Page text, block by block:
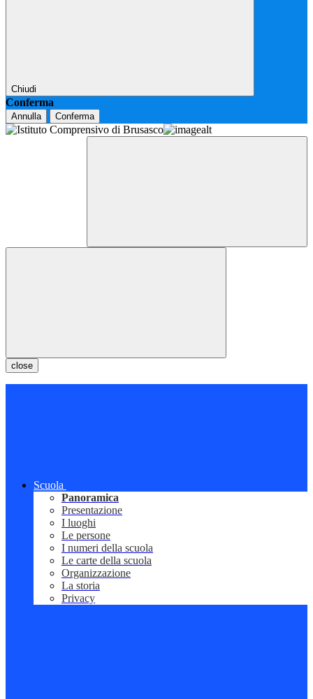
Chiudi
Conferma
Annulla Conferma
close
Scuola
Panoramica
Presentazione
I luoghi
Le persone
I numeri della scuola
Le carte della scuola
Organizzazione
La storia
Privacy